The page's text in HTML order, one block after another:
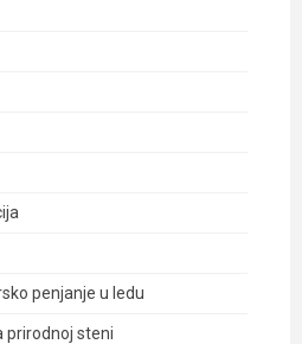
penjanje u ledu
prirodnoj steni